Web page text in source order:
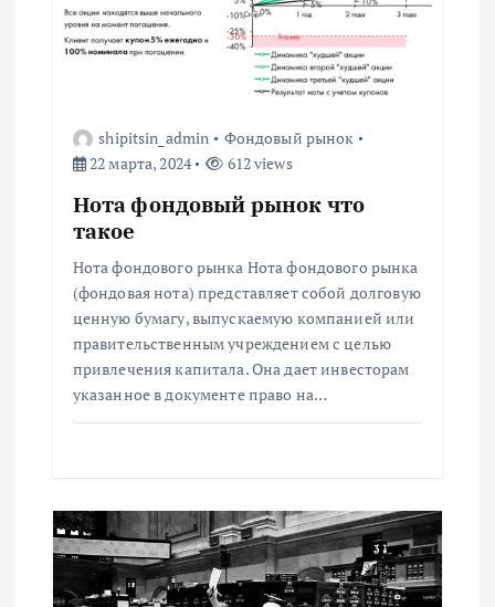
и
я
м
shipitsin_admin
Фондовый рынок
22 марта, 2024
612 views
Нота фондовый рынок что
такое
Нота фондового рынка Нота фондового рынка
(фондовая нота) представляет собой долговую
ценную бумагу, выпускаемую компанией или
правительственным учреждением с целью
привлечения капитала. Она дает инвесторам
указанное в документе право на…